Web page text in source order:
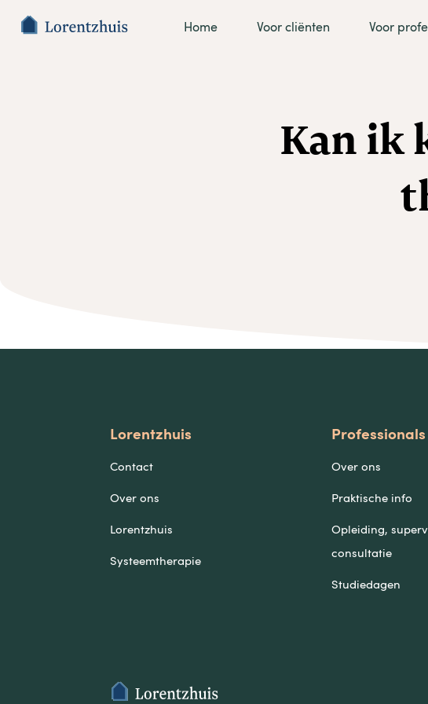
Home Voor cliënten Voor
Kan ik
Lorentzhuis
Contact
Over ons
Lorentzhuis
Systeemtherapie
Professionals
Over ons
Praktische info
Opleiding,
consultatie
Studiedagen